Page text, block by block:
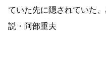
ていた先に隠されていた
説・阿部重夫